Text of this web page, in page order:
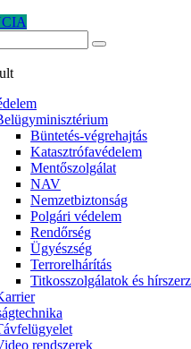
Büntetés-végrehajtás
Katasztrófavédelem
Mentőszolgálat
NAV
Nemzetbiztonság
Polgári védelem
Rendőrség
Ügyészség
Terrorelhárítás
Titkosszolgálatok és
rendszerek